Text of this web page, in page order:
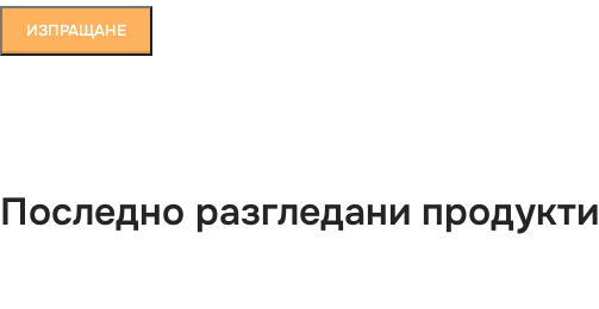
Последно разгледани продукти